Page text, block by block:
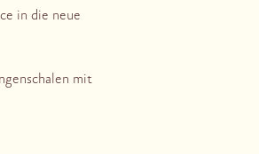
in die neue
mit